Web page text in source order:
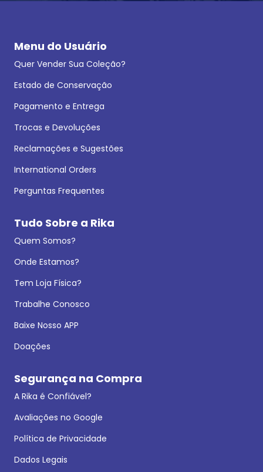
Menu do Usuário
Quer Vender Sua Coleção?
Estado de Conservação
Pagamento e Entrega
Trocas e Devoluções
Reclamações e Sugestões
International Orders
Perguntas Frequentes
Tudo Sobre a Rika
Quem Somos?
Onde Estamos?
Tem Loja Física?
Trabalhe Conosco
Baixe Nosso APP
Doações
Segurança na Compra
A Rika é Confiável?
Avaliações no Google
Política de Privacidade
Dados Legais